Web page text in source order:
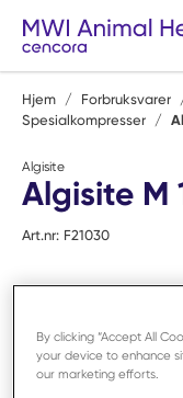
Hopp til hovedinnhold
Hjem / Forbruksvarer
Spesialkompresser /
Algisite
Algisite M
Art.nr: F21030
By clicking “Accept All
your device to enhance
our marketing efforts.